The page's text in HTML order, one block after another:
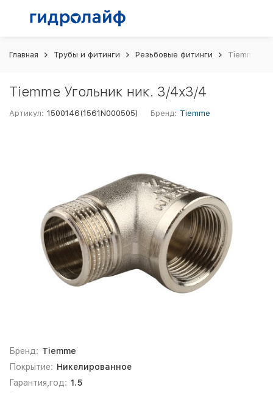
Главная Трубы и фитинги Резьбовые фитинги Tiemme
Tiemme Угольник ник. 3/4х3/4
Артикул: 1500146(1561N000505) Бренд: Tiemme
Бренд: Tiemme
Покрытие: Никелированное
Гарантия,год: 1.5